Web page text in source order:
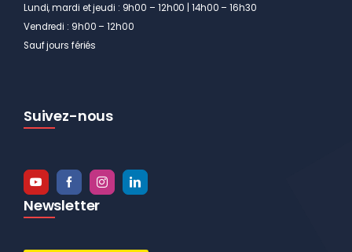
Lundi, mardi et jeudi : 9h00 – 12h00 | 14h00 – 16h30
Vendredi : 9h00 – 12h00
Sauf jours fériés
Suivez-nous
Newsletter